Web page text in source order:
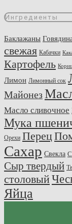
Ингредиенты
Баклажаны
свежая Кабачки
Картофель
Лимон Лимонный сок
Майонез
Масло сливочное
Мука
Орехи Перец
Сахар Свекла
Сыр твердый
столовый
Яйца